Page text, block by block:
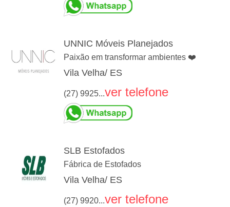
UNNIC Móveis Planejados
Paixão em transformar ambientes ❤️
Vila Velha/ ES
(27) 9925...ver telefone
SLB Estofados
Fábrica de Estofados
Vila Velha/ ES
(27) 9920...ver telefone